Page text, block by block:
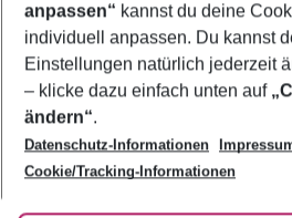
Footer
Footer navigation
Über uns
AGB
Bestpreisgarantie
Cookie-Einstellungen ändern
Cookie-Richtlinie
Agenturbetreuung
Barrierefreies Reisen
Folge uns
anpassen“ kannst du deine
individuell anpassen. Du kannst
Einstellungen natürlich jederzeit
– klicke dazu einfach unten auf
ändern“.
Datenschutz-Informationen
Cookie/Tracking-Informationen